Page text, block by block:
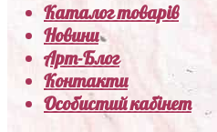
Каталог товарів
Новини
Арт-Блог
Контакти
Особистий кабінет